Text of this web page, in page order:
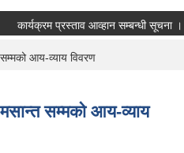
प्रस्ताव आव्हान सम्बन्धी सूचना ।
आय-व्याय विवरण
सम्मको आय-व्याय